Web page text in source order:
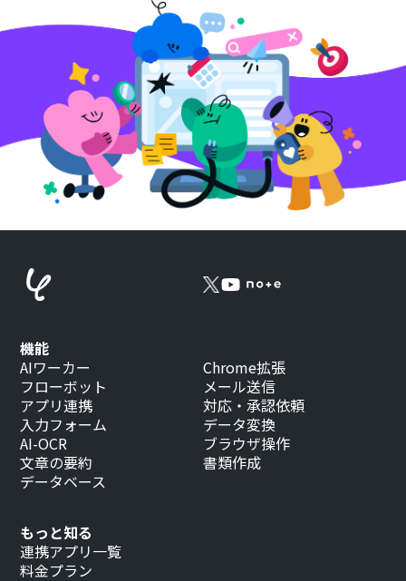
もっと知る
連携アプリ一覧
料金プラン
機能
AIワーカー
フローボット
アプリ連携
入力フォーム
AI-OCR
文章の要約
データベース
Chrome拡張
メール送信
対応・承認依頼
データ変換
ブラウザ操作
書類作成